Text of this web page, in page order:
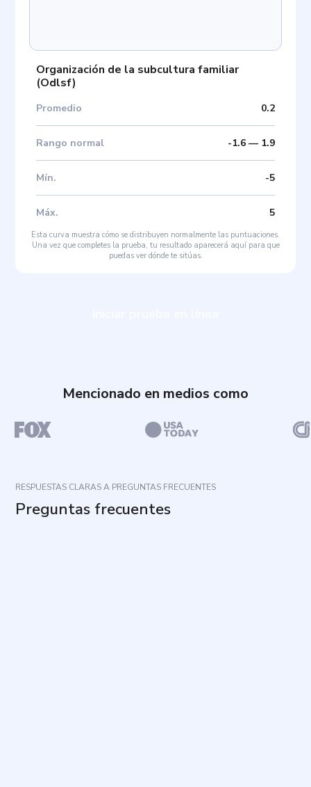
Organización de la subcultura familiar
(Odlsf)
Promedio 0.2
Rango normal -1.6— 1.9
Mín. -5
Máx. 5
Esta curva muestra cómo se distribuyen normalmente las puntuaciones.
Una vez que completes la prueba, tu resultado aparecerá aquí para que
puedas ver dónde te sitúas.
Mencionado en medios como
RESPUESTAS CLARAS A PREGUNTAS FRECUENTES
Preguntas frecuentes